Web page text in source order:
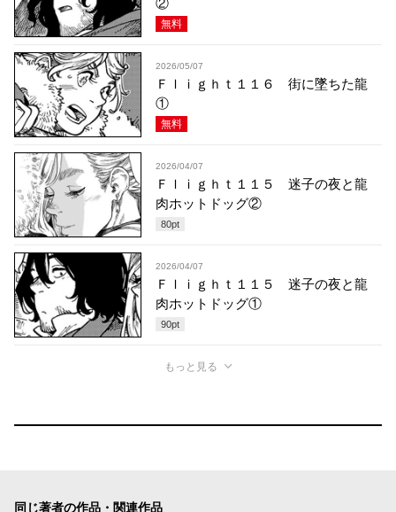
無料
2026/05/07
Ｆｌｉｇｈｔ１１６ 街に墜ちた龍
①
無料
2026/04/07
Ｆｌｉｇｈｔ１１５ 迷子の夜と龍
肉ホットドッグ②
80pt
2026/04/07
Ｆｌｉｇｈｔ１１５ 迷子の夜と龍
肉ホットドッグ①
90pt
もっと見る
同じ著者の作品・関連作品